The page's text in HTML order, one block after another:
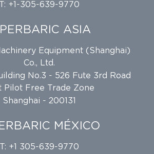
T: +1-305-639-9770
ASIA
Equipment (Shanghai)
Co., Ltd.
No.3 - 526 Fute 3rd Road
Pilot Free Trade Zone
Shanghai - 200131
MÉXICO
T: +1 305-639-9770